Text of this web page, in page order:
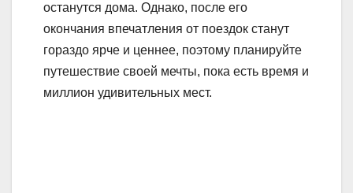
останутся дома. Однако, после его
окончания впечатления от поездок станут
гораздо ярче и ценнее, поэтому планируйте
путешествие своей мечты, пока есть время и
миллион удивительных мест.